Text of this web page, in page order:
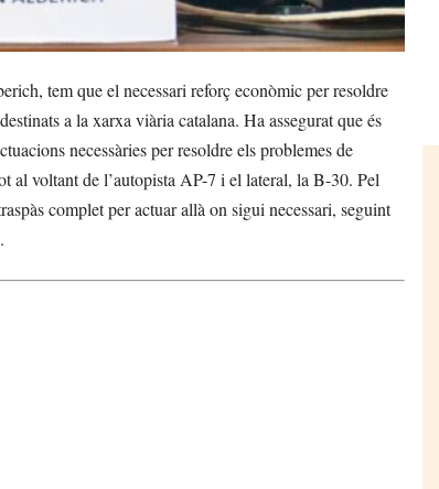
tem que el necessari reforç econòmic per resoldre
a la xarxa viària catalana. Ha assegurat que és
necessàries per resoldre els problemes de
al voltant de l’autopista AP-7 i el lateral, la B-30. Pel
complet per actuar allà on sigui necessari, seguint